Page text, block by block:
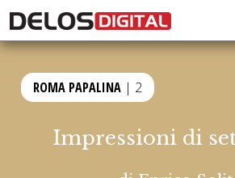
ROMA PAPALINA | 2
Impressioni di